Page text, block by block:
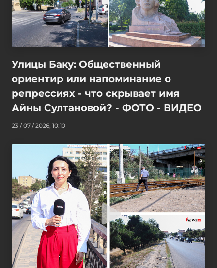
Улицы Баку: Общественный
ориентир или напоминание о
репрессиях - что скрывает имя
Айны Султановой? - ФОТО - ВИДЕО
23 / 07 / 2026, 10:10